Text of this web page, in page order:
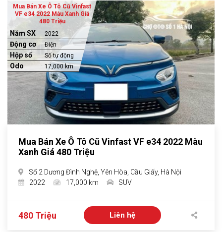
Mua Bán Xe Ô Tô Cũ Vinfast
VF e34 2022 Màu Xanh Giá
480 Triệu
Năm SX 2022
Động cơ Điện
Hộp số Số tự động
Odo 17,000 km
Mua Bán Xe Ô Tô Cũ Vinfast VF e34 2022 Màu
Xanh Giá 480 Triệu
Số 2 Dương Đình Nghệ, Yên Hòa, Cầu Giấy, Hà Nội
2022
17,000 km SUV
480 Triệu Liên hệ